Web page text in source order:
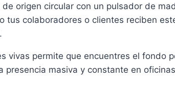
origen circular con un pulsador de
tus colaboradores o clientes reciben
vivas permite que encuentres el
presencia masiva y constante en